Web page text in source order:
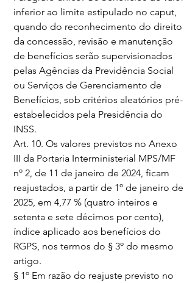
inferior ao limite estipulado no caput,
quando do reconhecimento do direito
da concessão, revisão e manutenção
de benefícios serão supervisionados
pelas Agências da Previdência Social
ou Serviços de Gerenciamento de
Benefícios, sob critérios aleatórios pré-
estabelecidos pela Presidência do
INSS.
Art. 10. Os valores previstos no Anexo
III da Portaria Interministerial MPS/MF
nº 2, de 11 de janeiro de 2024, ficam
reajustados, a partir de 1º de janeiro de
2025, em 4,77 % (quatro inteiros e
setenta e sete décimos por cento),
índice aplicado aos benefícios do
RGPS, nos termos do § 3º do mesmo
artigo.
§ 1º Em razão do reajuste previsto no